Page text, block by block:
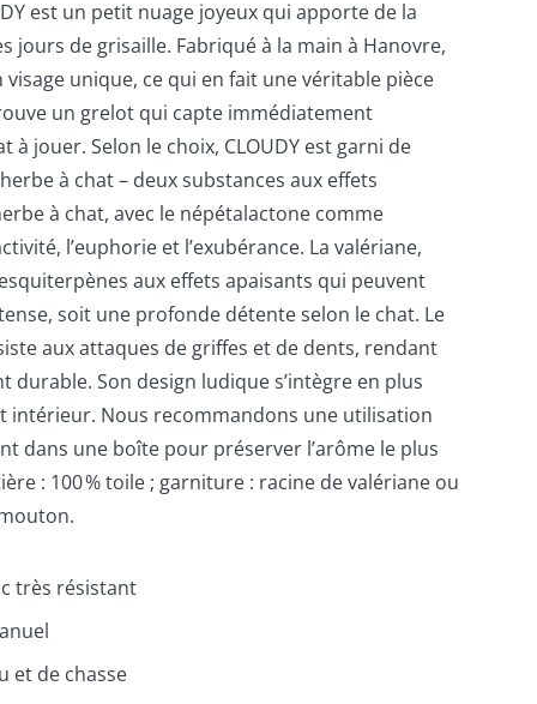
est un petit nuage joyeux qui apporte de la
jours de grisaille. Fabriqué à la main à Hanovre,
unique, ce qui en fait une véritable pièce
un grelot qui capte immédiatement
à jouer. Selon le choix, CLOUDY est garni de
à chat – deux substances aux effets
à chat, avec le népétalactone comme
l’euphorie et l’exubérance. La valériane,
aux effets apaisants qui peuvent
soit une profonde détente selon le chat. Le
aux attaques de griffes et de dents, rendant
durable. Son design ludique s’intègre en plus
intérieur. Nous recommandons une utilisation
dans une boîte pour préserver l’arôme le plus
: 100 % toile ; garniture : racine de valériane ou
très résistant
et de chasse